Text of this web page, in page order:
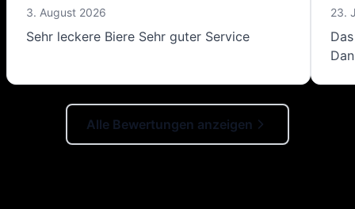
3. August 2026
Sehr leckere Biere Sehr guter Service
23.
Alle Bewertungen anzeigen